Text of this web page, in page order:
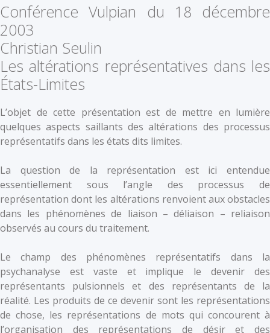
Conférence Vulpian du 18 décembre
2003
Christian Seulin
Les altérations représentatives dans les
États-Limites
L’objet de cette présentation est de mettre en lumière
quelques aspects saillants des altérations des processus
représentatifs dans les états dits limites.
La question de la représentation est ici entendue
essentiellement sous l’angle des processus de
représentation dont les altérations renvoient aux obstacles
dans les phénomènes de liaison – déliaison – reliaison
observés au cours du traitement.
Le champ des phénomènes représentatifs dans la
psychanalyse est vaste et implique le devenir des
représentants pulsionnels et des représentants de la
réalité. Les produits de ce devenir sont les représentations
de chose, les représentations de mots qui concourent à
l’organisation des représentations de désir et des